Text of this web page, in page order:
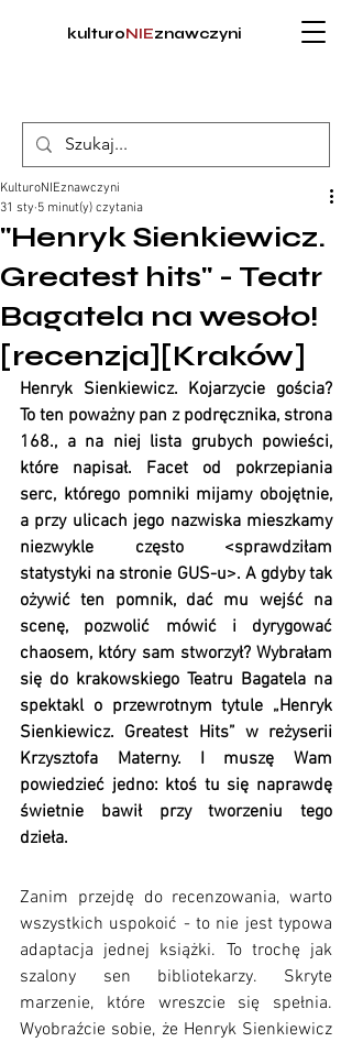
kulturoNIEznawczyni
"Henryk Sienkiewicz.
Greatest hits" - Teatr
Bagatela na wesoło!
[recenzja][Kraków]
KulturoNIEznawczyni
31 sty 5 minut(y) czytania
Henryk Sienkiewicz. Kojarzycie gościa?
To ten poważny pan z podręcznika, strona
168., a na niej lista grubych powieści,
które napisał. Facet od pokrzepiania
serc, którego pomniki mijamy obojętnie,
a przy ulicach jego nazwiska mieszkamy
niezwykle często <sprawdziłam
statystyki na stronie GUS-u>. A gdyby tak
ożywić ten pomnik, dać mu wejść na
scenę, pozwolić mówić i dyrygować
chaosem, który sam stworzył? Wybrałam
się do krakowskiego Teatru Bagatela na
spektakl o przewrotnym tytule „Henryk
Sienkiewicz. Greatest Hits” w reżyserii
Krzysztofa Materny. I muszę Wam
powiedzieć jedno: ktoś tu się naprawdę
świetnie bawił przy tworzeniu tego
dzieła.
Zanim przejdę do recenzowania, warto
wszystkich uspokoić - to nie jest typowa
adaptacja jednej książki. To trochę jak
szalony sen bibliotekarzy. Skryte
marzenie, które wreszcie się spełnia.
Wyobraźcie sobie, że Henryk Sienkiewicz